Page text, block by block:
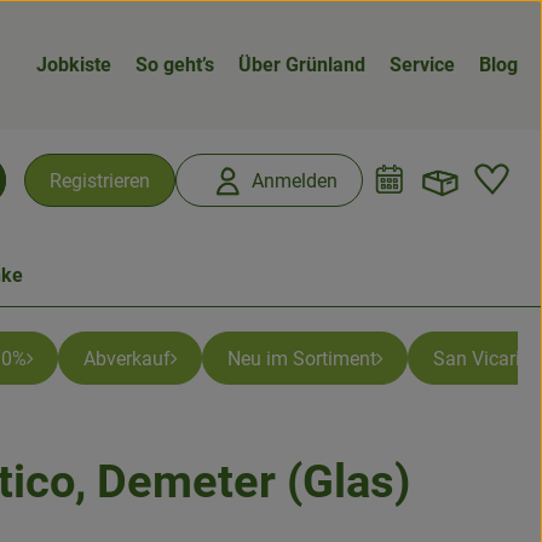
Jobkiste So geht’s Über Grünland Service Blog
Registrieren Anmelden
Abverkauf Neu im Sortiment San Vicario
Demeter (Glas)